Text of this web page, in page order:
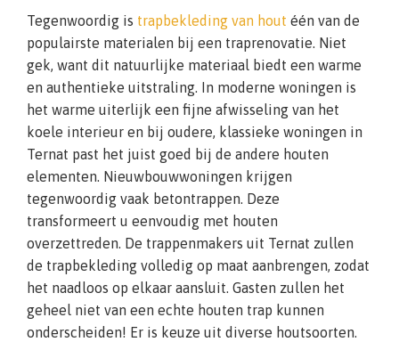
Tegenwoordig is trapbekleding van hout één van de
populairste materialen bij een traprenovatie. Niet
gek, want dit natuurlijke materiaal biedt een warme
en authentieke uitstraling. In moderne woningen is
het warme uiterlijk een fijne afwisseling van het
koele interieur en bij oudere, klassieke woningen in
Ternat past het juist goed bij de andere houten
elementen. Nieuwbouwwoningen krijgen
tegenwoordig vaak betontrappen. Deze
transformeert u eenvoudig met houten
overzettreden. De trappenmakers uit Ternat zullen
de trapbekleding volledig op maat aanbrengen, zodat
het naadloos op elkaar aansluit. Gasten zullen het
geheel niet van een echte houten trap kunnen
onderscheiden! Er is keuze uit diverse houtsoorten.